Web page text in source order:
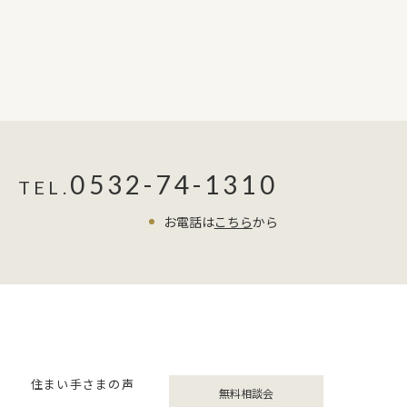
TEL. 0532-74-1310
お電話はこちらから
住まい手さまの声
無料相談会